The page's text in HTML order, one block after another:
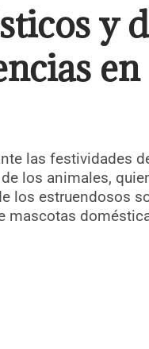
y
las festividades
los animales,
los estruendosos
mascotas